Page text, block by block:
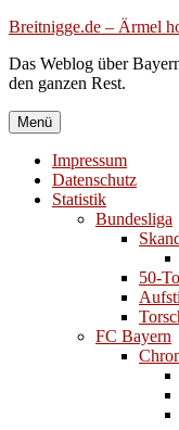
Zum
springen
Breitnigge.de – Ärmel
Das Weblog über
den ganzen Rest.
Menü
Impressum
Datenschutz
Statistik
Bundesliga
50-
FC Bayern